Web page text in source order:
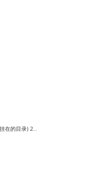
在的目录) 2...